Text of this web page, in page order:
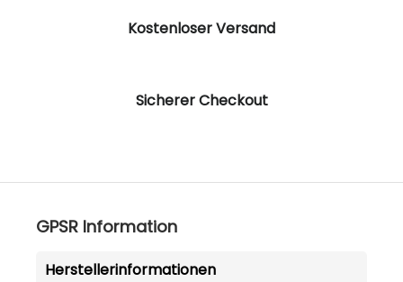
Kostenloser Versand
Sicherer Checkout
GPSR Information
Herstellerinformationen